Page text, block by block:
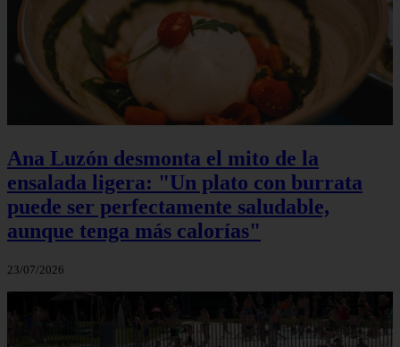
Ana Luzón desmonta el mito de la
ensalada ligera: "Un plato con burrata
puede ser perfectamente saludable,
aunque tenga más calorías"
23/07/2026